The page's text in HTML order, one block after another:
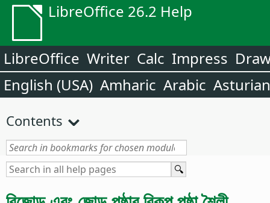
LibreOffice 26.2 Help
LibreOffice Writer Calc Impress
English (USA) Amharic Arabic Asturian
Contents